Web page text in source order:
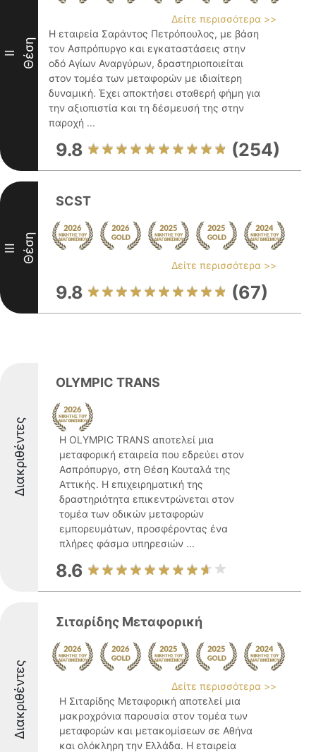
II Θέση
Δείτε περισσότερα >>
Η εταιρεία Σαράντος Πετρόπουλος, με βάση
τον Ασπρόπυργο και εγκαταστάσεις στην
οδό Αγίων Αναργύρων, δραστηριοποιείται
στον τομέα των μεταφορών με ιδιαίτερη
δυναμική. Έχει αποκτήσει σταθερή φήμη για
την αξιοπιστία και τη δέσμευσή της στην
παροχή ...
9.8 (254)
III Θέση
SCST
Δείτε περισσότερα >>
9.8 (67)
Διακριθέντες
OLYMPIC TRANS
Η OLYMPIC TRANS αποτελεί μια
μεταφορική εταιρεία που εδρεύει στον
Ασπρόπυργο, στη Θέση Κουταλά της
Αττικής. Η επιχειρηματική της
δραστηριότητα επικεντρώνεται στον
τομέα των οδικών μεταφορών
εμπορευμάτων, προσφέροντας ένα
πλήρες φάσμα υπηρεσιών ...
8.6
Διακριθέντες
Σιταρίδης Μεταφορική
Δείτε περισσότερα >>
Η Σιταρίδης Μεταφορική αποτελεί μια
μακροχρόνια παρουσία στον τομέα των
μεταφορών και μετακομίσεων σε Αθήνα
και ολόκληρη την Ελλάδα. Η εταιρεία